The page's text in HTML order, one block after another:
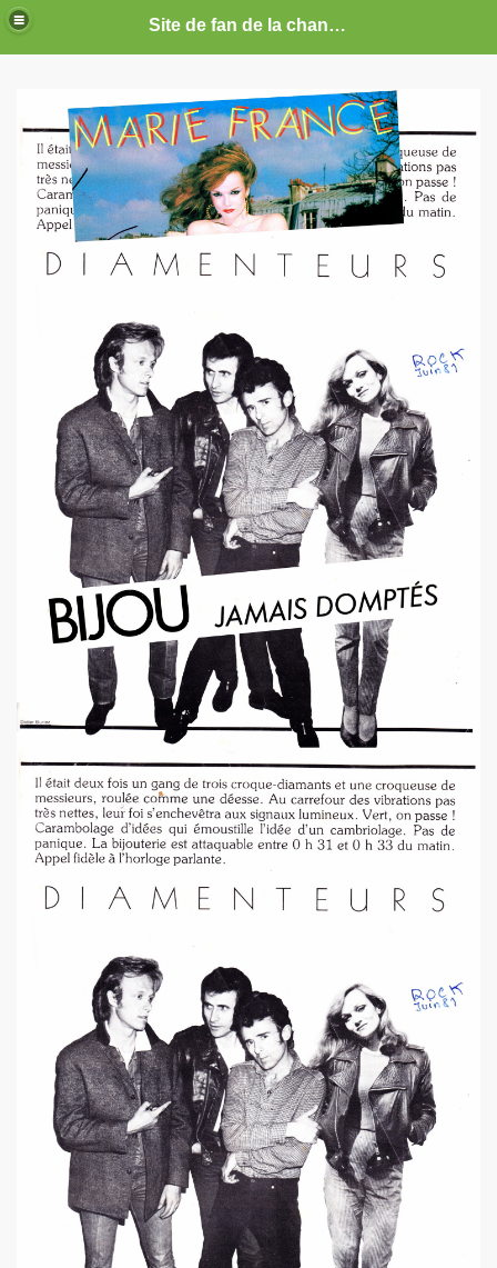
Site de fan de la chanteuse Marie France
: photos, documents, tracts, interviews, articles, etc.
2019 a decembre 2026.
2017 a decembre 2019.
2016 a decembre 2016.
2015 a decembre 2015.
a juin 2015.
2014 a decembre 2014.
2014 a juin 2014.
2013 a decembre 2013.
2012 a juin 2013.
2011 a juin 2012.
2011 a juin 2011.
2010 a decembre 2010.
2010 a juin 2010.
2009 a decembre 2009.
2008 a decembre 2008.
1977 a 1983.
(et courrier des lecteurs de "JUKE
MARIE FRANCE parus entre 2006 et 2012.
setlists.
set-lists.